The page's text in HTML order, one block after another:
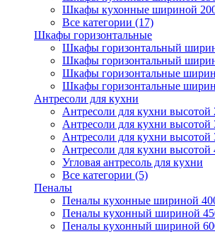
Шкафы кухонные шириной
Все категории (17)
Шкафы горизонтальные
Шкафы горизонтальный
Шкафы горизонтальный
Шкафы горизонтальные
Шкафы горизонтальные
Антресоли для кухни
Антресоли для кухни высотой
Антресоли для кухни высотой
Антресоли для кухни высотой
Антресоли для кухни высотой
Угловая антресоль для кухни
Все категории (5)
Пеналы
Пеналы кухонные шириной
Пеналы кухонный шириной
Пеналы кухонный шириной